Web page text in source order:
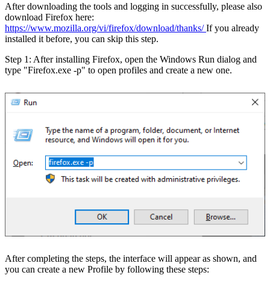
After downloading the tools and logging in successfully, please also
download Firefox here:
https://www.mozilla.org/vi/firefox/download/thanks/If you already
installed it before, you can skip this step.
Step 1: After installing Firefox, open the Windows Run dialog and
type "Firefox.exe -p" to open profiles and create a new one.
After completing the steps, the interface will appear as shown, and
you can create a new Profile by following these steps: